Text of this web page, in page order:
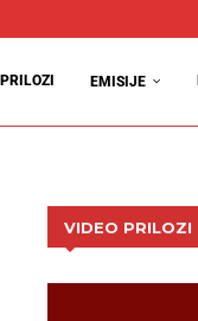
PRILOZI EMISIJE
VIDEO PRILOZI